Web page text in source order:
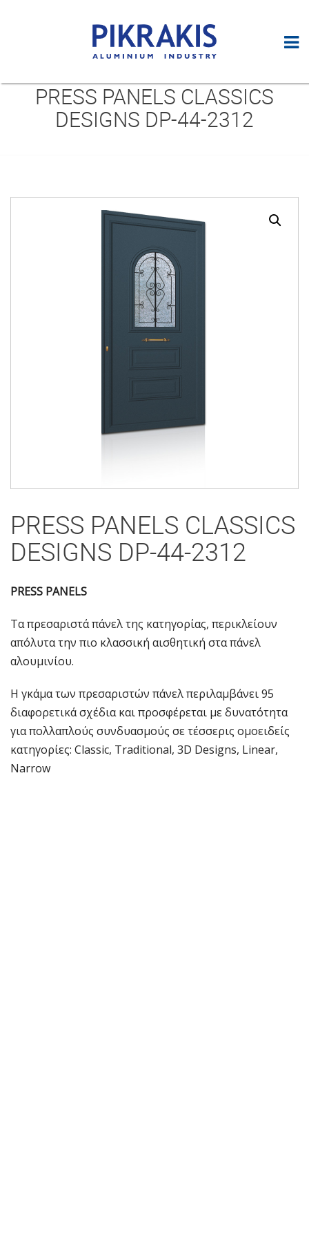
PRESS PANELS CLASSICS
DESIGNS DP-44-2312
PRESS PANELS CLASSICS
DESIGNS DP-44-2312
PRESS PANELS
Τα πρεσαριστά πάνελ της κατηγορίας, περικλείουν
απόλυτα την πιο κλασσική αισθητική στα πάνελ
αλουμινίου.
Η γκάμα των πρεσαριστών πάνελ περιλαμβάνει 95
διαφορετικά σχέδια και προσφέρεται με δυνατότητα
για πολλαπλούς συνδυασμούς σε τέσσερις ομοειδείς
κατηγορίες: Classic, Traditional, 3D Designs, Linear,
Narrow